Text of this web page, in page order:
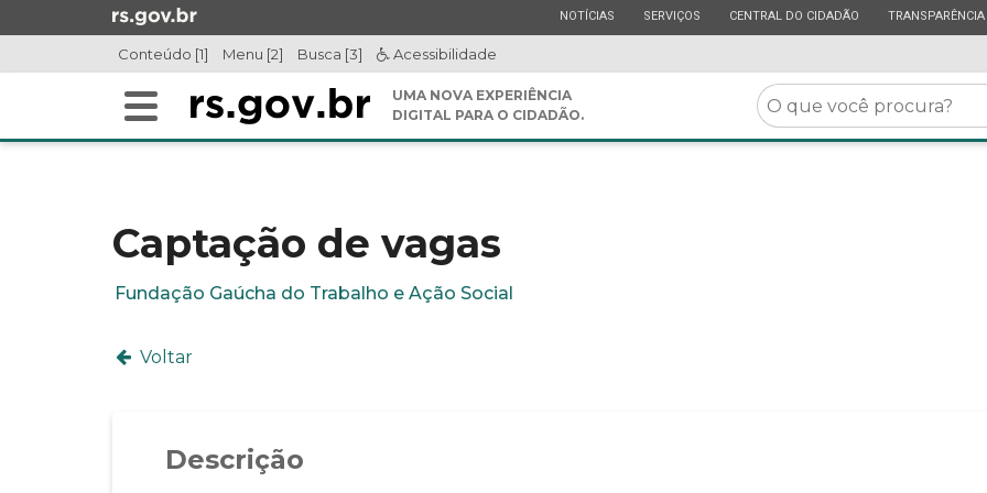
para
para
ESTADO
NOTÍCIAS ESTADO
SERVIÇOS ESTADO
CENTRAL DO CIDADÃO ESTADO
TRANSPARÊNCIA
Conteúdo [1] Menu [2] Busca [3] Acessibilidade
Alterna
UMA NOVA EXPERIÊNCIA
DIGITAL PARA O CIDADÃO.
O
que
você
Captação de vagas
Fundação Gaúcha do Trabalho e Ação Social
Voltar
Descrição